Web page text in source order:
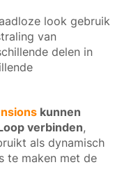
look gebruik
van
delen in
kunnen
verbinden,
als dynamisch
te maken met de